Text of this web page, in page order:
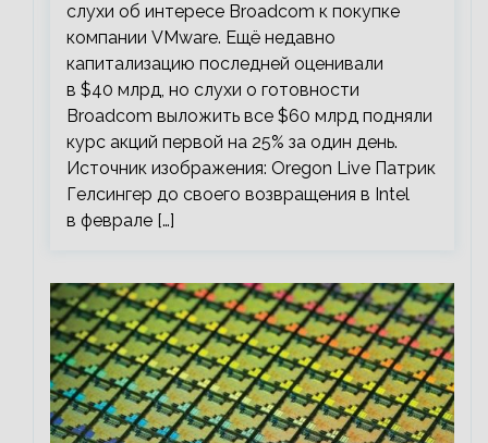
слухи об интересе Broadcom к покупке
компании VMware. Ещё недавно
капитализацию последней оценивали
в $40 млрд, но слухи о готовности
Broadcom выложить все $60 млрд подняли
курс акций первой на 25% за один день.
Источник изображения: Oregon Live Патрик
Гелсингер до своего возвращения в Intel
в феврале […]